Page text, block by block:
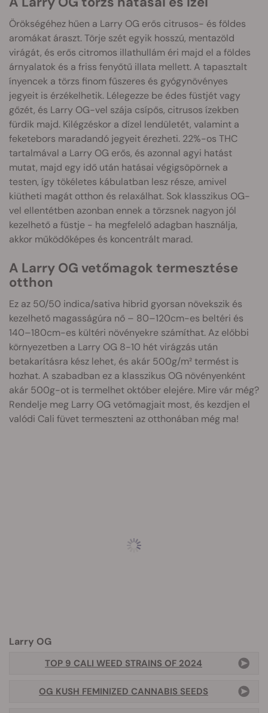
Örökségéhez hűen a Larry OG erős citrusos- és földes
aromákat áraszt. Törje szét egyik hosszú, mentazöld
virágát, és erős citromos illathullám éri majd el a földes
árnyalatok és a friss fenyőtű illata mellett. A tapasztalt
ínyencek a törzs finom fűszeres és gyógynövényes
jegyeit is érzékelhetik. Lélegezze be édes füstjét vagy
gőzét, és Larry OG-vel szája csípős, citrusos ízekben
fürdik majd. Kilégzéskor a dízel lendületét, valamint a
feketebors maradandó jegyeit érezheti. 22%-os THC
tartalmával a Larry OG erős, és azonnal agyi hatást
mutat, majd egy idő után hatásai végigsöpörnek a
testen, így tökéletes kábulatban lesz része, amivel
kiütheti magát otthon és relaxálhat. Sok klasszikus OG-
vel ellentétben azonban ennek a törzsnek nagyon jól
kezelhető a füstje - ha megfelelő adagban használja,
akkor működőképes és koncentrált marad.
A Larry OG vetőmagok termesztése
otthon
Ez az 50/50 indica/sativa hibrid gyorsan növekszik és
kezelhető magasságúra nő – 80–120cm-es beltéri és
140–180cm-es kültéri növényekre számíthat. Az előbbi
környezetben a Larry OG 8-10 hét virágzás után
betakarításra kész lehet, és akár 500g/m² termést is
hozhat. A szabadban ez a klasszikus OG növényenként
akár 500g-ot is termelhet október elejére. Mire vár még?
Rendelje meg Larry OG vetőmagjait most, és kezdjen el
valódi Cali füvet termeszteni az otthonában még ma!
Larry OG
TOP 9 CALI WEED STRAINS OF 2024
OG KUSH FEMINIZED CANNABIS SEEDS